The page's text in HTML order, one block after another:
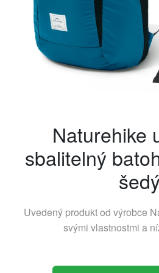
Naturehike
sbalitelný
Uvedený produkt od výrobce
svými vlastnostmi a